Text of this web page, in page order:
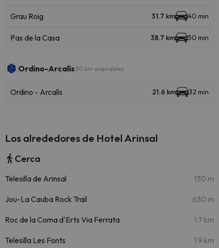
Grau Roig 31.7 km 40 min
Pas de la Casa 38.7 km 50 min
Ordino-Arcalís 30 km esquiables
Ordino - Arcalís 21.6 km 32 min
Los alrededores de Hotel Arinsal
Cerca
Telesilla de Arinsal 130 m
Jou-La Cauba Rock Trail 630 m
Roc de la Coma d'Erts Via Ferrata 1.7 km
Telesilla Les Fonts 1.9 km